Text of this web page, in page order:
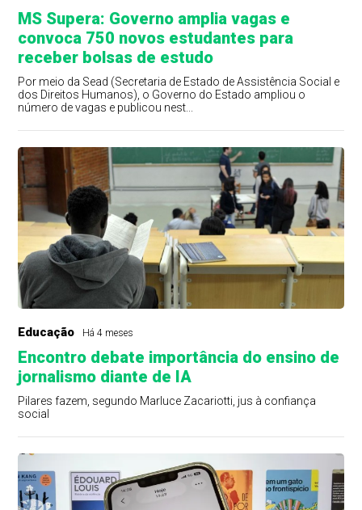
MS Supera: Governo amplia vagas e
convoca 750 novos estudantes para
receber bolsas de estudo
Por meio da Sead (Secretaria de Estado de Assistência Social e
dos Direitos Humanos), o Governo do Estado ampliou o
número de vagas e publicou nest...
Educação Há 4 meses
Encontro debate importância do ensino de
jornalismo diante de IA
Pilares fazem, segundo Marluce Zacariotti, jus à confiança
social